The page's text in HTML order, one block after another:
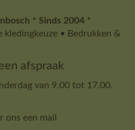
* Sinds 2004 *
• Bedrukken &
afspraak
van 9.00 tot 17.00.
ons een mail